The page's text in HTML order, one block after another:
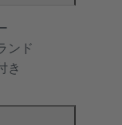
ンド
き